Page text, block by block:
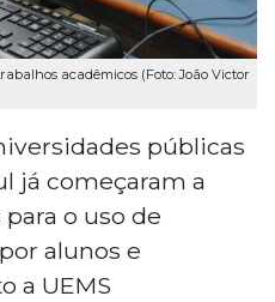
acadêmicos (Foto: João Victor
públicas
já começaram a
o uso de
alunos e
a UEMS